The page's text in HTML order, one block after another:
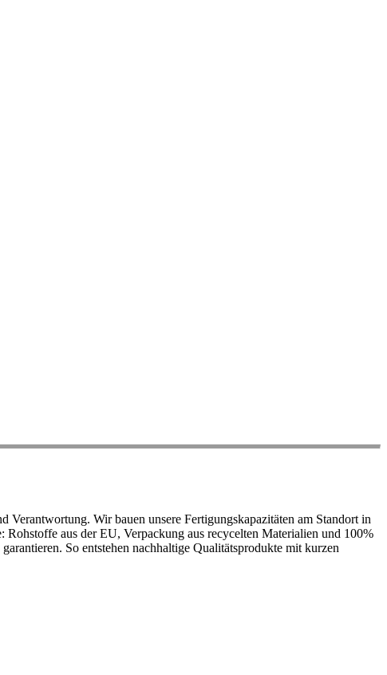
Wir bauen unsere Fertigungskapazitäten am Standort in
aus der EU, Verpackung aus recycelten Materialien und 100%
So entstehen nachhaltige Qualitätsprodukte mit kurzen